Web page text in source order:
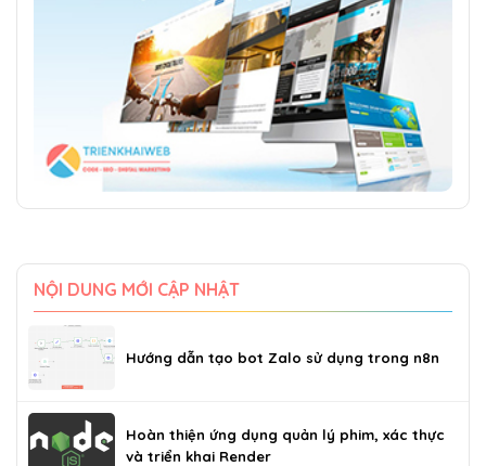
NỘI DUNG MỚI CẬP NHẬT
Hướng dẫn tạo bot Zalo sử dụng trong n8n
Hoàn thiện ứng dụng quản lý phim, xác thực
và triển khai Render